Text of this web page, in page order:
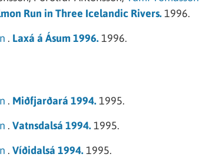
Run in Three Icelandic Rivers.1996.
. Laxá á Ásum 1996.1996.
. Miðfjarðará 1994.1995.
. Vatnsdalsá 1994.1995.
. Víðidalsá 1994.1995.